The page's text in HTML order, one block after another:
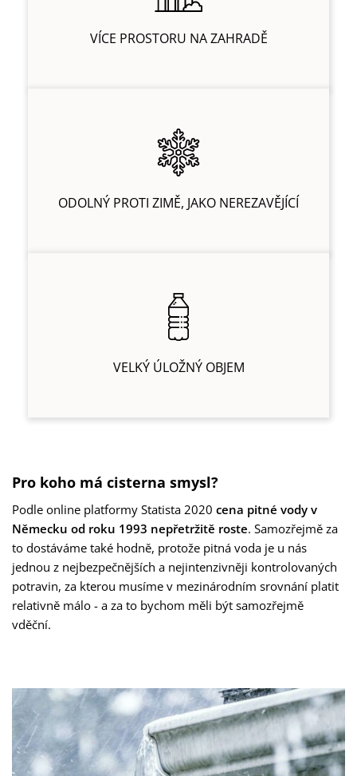
VÍCE PROSTORU NA ZAHRADĚ
ODOLNÝ PROTI ZIMĚ, JAKO NEREZAVĚJÍCÍ
VELKÝ ÚLOŽNÝ OBJEM
Pro koho má cisterna smysl?
Podle online platformy Statista 2020 cena pitné vody v
Německu od roku 1993 nepřetržitě roste. Samozřejmě za
to dostáváme také hodně, protože pitná voda je u nás
jednou z nejbezpečnějších a nejintenzivněji kontrolovaných
potravin, za kterou musíme v mezinárodním srovnání platit
relativně málo - a za to bychom měli být samozřejmě
vděční.